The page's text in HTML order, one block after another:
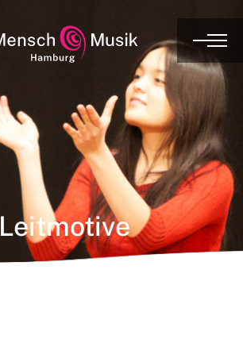
Leitmotive